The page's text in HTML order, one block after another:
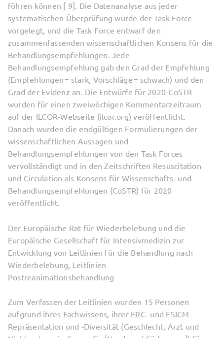
führen können [ 9]. Die Datenanalyse aus jeder
systematischen Überprüfung wurde der Task Force
vorgelegt, und die Task Force entwarf den
zusammenfassenden wissenschaftlichen Konsens für die
Behandlungsempfehlungen. Jede
Behandlungsempfehlung gab den Grad der Empfehlung
(Empfehlungen = stark, Vorschläge = schwach) und den
Grad der Evidenz an. Die Entwürfe für 2020-CoSTR
wurden für einen zweiwöchigen Kommentarzeitraum
auf der ILCOR-Webseite (ilcor.org) veröffentlicht.
Danach wurden die endgültigen Formulierungen der
wissenschaftlichen Aussagen und
Behandlungsempfehlungen von den Task Forces
vervollständigt und in den Zeitschriften Resuscitation
und Circulation als Konsens für Wissenschafts- und
Behandlungsempfehlungen (CoSTR) für 2020
veröffentlicht.
Der Europäische Rat für Wiederbelebung und die
Europäische Gesellschaft für Intensivmedizin zur
Entwicklung von Leitlinien für die Behandlung nach
Wiederbelebung, Leitlinien
Postreanimationsbehandlung
Zum Verfassen der Leitlinien wurden 15 Personen
aufgrund ihres Fachwissens, ihrer ERC- und ESICM-
Repräsentation und -Diversität (Geschlecht, Arzt und